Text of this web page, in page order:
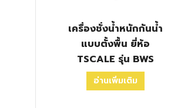
เครื่องชั่งน้ำหนักกันน้ำ
แบบตั้งพื้น ยี่ห้อ
TSCALE รุ่น BWS
อ่านเพิ่มเติม